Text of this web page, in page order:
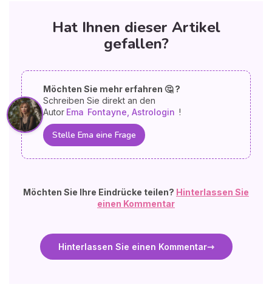
Hat Ihnen dieser Artikel
gefallen?
Möchten Sie mehr erfahren 🤔 ?
Schreiben Sie direkt an den
Autor Ema Fontayne, Astrologin !
Stelle Ema eine Frage
Möchten Sie Ihre Eindrücke teilen? Hinterlassen Sie
einen Kommentar
Hinterlassen Sie einen Kommentar